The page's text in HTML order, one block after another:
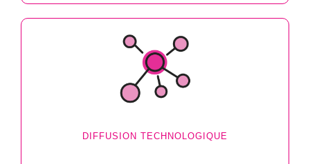
DIFFUSION TECHNOLOGIQUE